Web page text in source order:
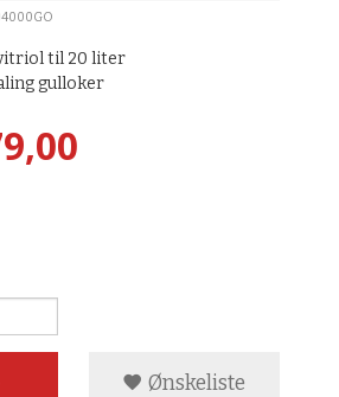
til 20 liter
gulloker
Ønskeliste